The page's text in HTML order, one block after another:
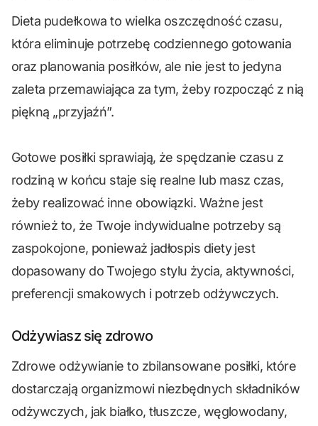
Dieta pudełkowa to wielka oszczędność czasu,
która eliminuje potrzebę codziennego gotowania
oraz planowania posiłków, ale nie jest to jedyna
zaleta przemawiająca za tym, żeby rozpocząć z nią
piękną „przyjaźń”.
Gotowe posiłki sprawiają, że spędzanie czasu z
rodziną w końcu staje się realne lub masz czas,
żeby realizować inne obowiązki. Ważne jest
również to, że Twoje indywidualne potrzeby są
zaspokojone, ponieważ jadłospis diety jest
dopasowany do Twojego stylu życia, aktywności,
preferencji smakowych i potrzeb odżywczych.
Odżywiasz się zdrowo
Zdrowe odżywianie to zbilansowane posiłki, które
dostarczają organizmowi niezbędnych składników
odżywczych, jak białko, tłuszcze, węglowodany,